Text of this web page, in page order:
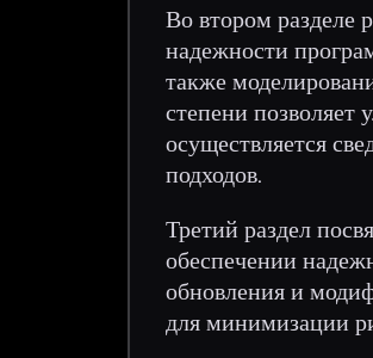
Во втором разделе
надежности
также
степени позволяет
осуществляется
подходов.
Третий раздел
обеспечении
обновления и
для минимизации